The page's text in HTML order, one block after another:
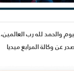
281صباح اليوم والحمد لله رب العالمين،
عن وكالة المرابع ميديا